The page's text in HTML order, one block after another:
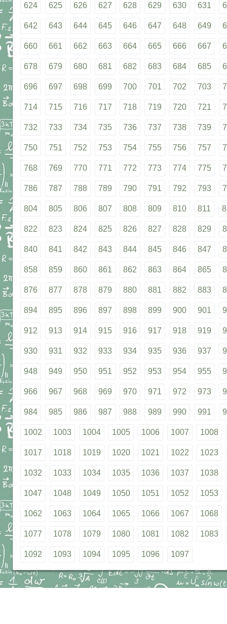
624 625 626 627 628 629 630 631
642 643 644 645 646 647 648 649
660 661 662 663 664 665 666 667
678 679 680 681 682 683 684 685
696 697 698 699 700 701 702 703
714 715 716 717 718 719 720 721
732 733 734 735 736 737 738 739
750 751 752 753 754 755 756 757
768 769 770 771 772 773 774 775
786 787 788 789 790 791 792 793
804 805 806 807 808 809 810 811
822 823 824 825 826 827 828 829
840 841 842 843 844 845 846 847
858 859 860 861 862 863 864 865
876 877 878 879 880 881 882 883
894 895 896 897 898 899 900 901
912 913 914 915 916 917 918 919
930 931 932 933 934 935 936 937
948 949 950 951 952 953 954 955
966 967 968 969 970 971 972 973
984 985 986 987 988 989 990 991
1002 1003 1004 1005 1006 1007 1008
1017 1018 1019 1020 1021 1022 1023
1032 1033 1034 1035 1036 1037 1038
1047 1048 1049 1050 1051 1052 1053
1062 1063 1064 1065 1066 1067 1068
1077 1078 1079 1080 1081 1082 1083
1092 1093 1094 1095 1096 1097